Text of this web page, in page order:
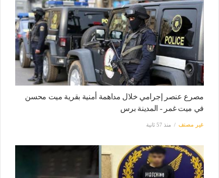
مصرع عنصر إجرامي خلال مداهمة أمنية بقرية ميت محسن
في ميت غمر - المدينة برس
غير مصنف منذ 57 ثانية